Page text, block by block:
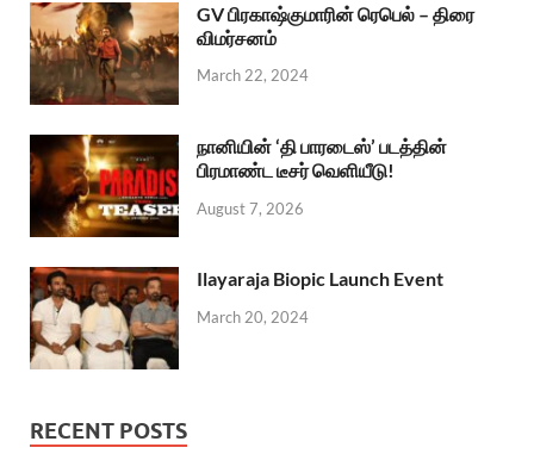
GV பிரகாஷ்குமாரின் ரெபெல் – திரை
விமர்சனம்
March 22, 2024
நானியின் ‘தி பாரடைஸ்’ படத்தின்
பிரமாண்ட டீசர் வெளியீடு!
August 7, 2026
Ilayaraja Biopic Launch Event
March 20, 2024
RECENT POSTS